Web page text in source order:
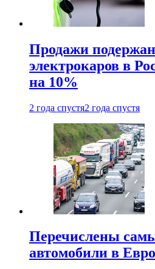
Продажи
электрокаров в
на 10%
2 года спустя2 года спустя
Перечислены
автомобили в